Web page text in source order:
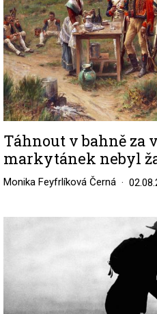
Táhnout v bahně za
markytánek nebyl
Monika Feyfrlíková Černá